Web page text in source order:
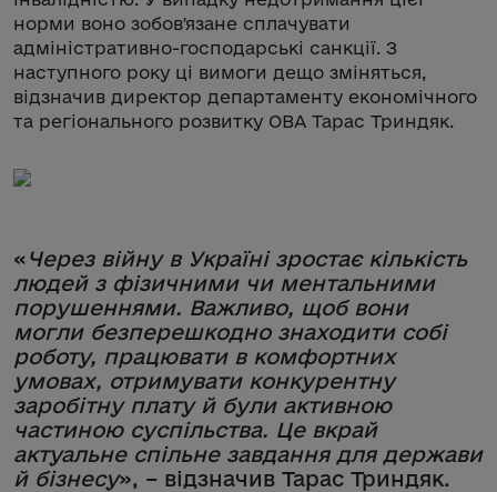
норми воно зобов'язане сплачувати
адміністративно-господарські санкції. З
наступного року ці вимоги дещо зміняться,
відзначив директор департаменту економічного
та регіонального розвитку ОВА Тарас Триндяк.
«Через війну в Україні зростає кількість
людей з фізичними чи ментальними
порушеннями. Важливо, щоб вони
могли безперешкодно знаходити собі
роботу, працювати в комфортних
умовах, отримувати конкурентну
заробітну плату й були активною
частиною суспільства. Це вкрай
актуальне спільне завдання для держави
й бізнесу», – відзначив Тарас Триндяк.